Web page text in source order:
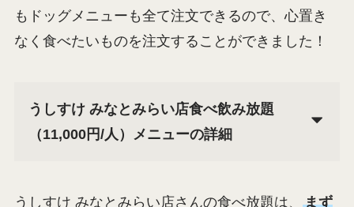
もドッグメニューも全て注文できるので、心置き
なく食べたいものを注文することができました！
うしすけ みなとみらい店食べ飲み放題
（11,000円/人）メニューの詳細
うしすけ みなとみらい店さんの食べ放題は、 まず